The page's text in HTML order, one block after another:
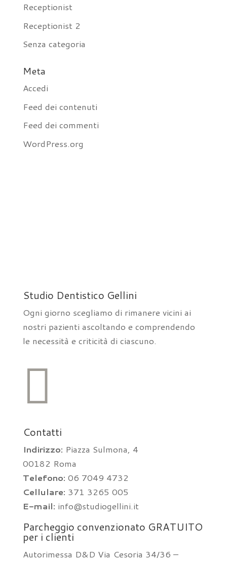
Receptionist
Receptionist 2
Senza categoria
Meta
Accedi
Feed dei contenuti
Feed dei commenti
WordPress.org
Studio Dentistico Gellini
Ogni giorno scegliamo di rimanere vicini ai
nostri pazienti ascoltando e comprendendo
le necessità e criticità di ciascuno.

Contatti
Indirizzo: Piazza Sulmona, 4
00182 Roma
Telefono: 06 7049 4732
Cellulare: 371 3265 005
E-mail: info@studiogellini.it
Parcheggio convenzionato GRATUITO
per i clienti
Autorimessa D&D Via Cesoria 34/36 –